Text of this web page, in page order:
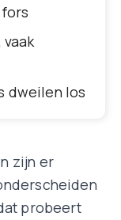
dweilen los
zijn er
probeert